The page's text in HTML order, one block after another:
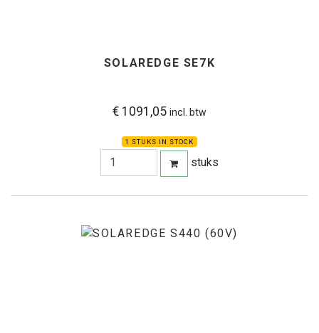
SOLAREDGE SE7K
€ 1091,05 incl. btw
1 STUKS IN STOCK
stuks